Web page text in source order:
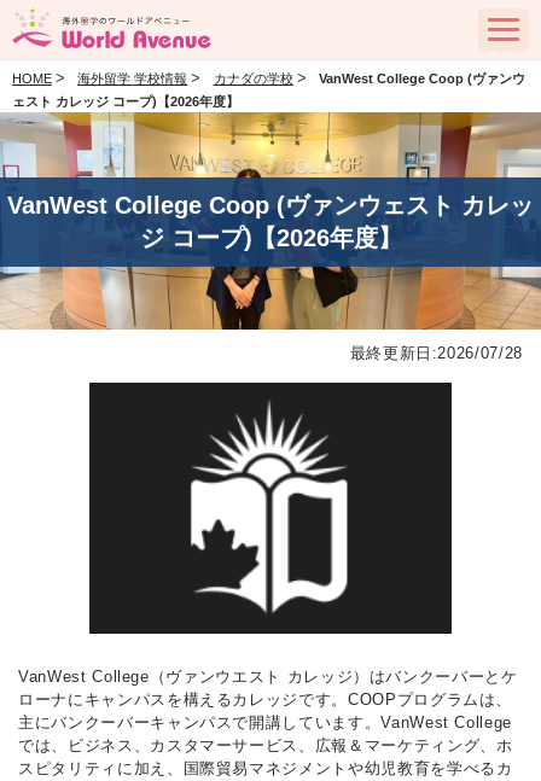
HOME > 海外留学 学校情報 > カナダの学校 >
VanWest College Coop (ヴァンウ
ェスト カレッジ コープ)【2026年度】
VanWest College Coop (ヴァンウェスト カレッ
ジ コープ)【2026年度】
最終更新日:2026/07/28
VanWest College（ヴァンウエスト カレッジ）はバンクーバーとケ
ローナにキャンパスを構えるカレッジです。COOPプログラムは、
主にバンクーバーキャンパスで開講しています。VanWest College
では、ビジネス、カスタマーサービス、広報＆マーケティング、ホ
スピタリティに加え、国際貿易マネジメントや幼児教育を学べるカ